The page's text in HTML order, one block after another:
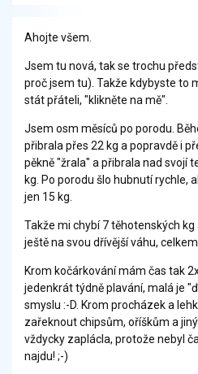
Ahojte všem.
Jsem tu nová, tak se trochu
proč jsem tu). Takže kdybyste to
stát přáteli, "klikněte na mě".
Jsem osm měsíců po porodu.
přibrala přes 22 kg a popravdě i
pěkně "žrala" a přibrala nad svojí
kg. Po porodu šlo hubnutí rychle,
jen 15 kg.
Takže mi chybí 7 těhotenských
ještě na svou dřívější váhu,
Krom kočárkování mám čas tak
jedenkrát týdně plavání, malá je
smyslu :-D. Krom procházek a
zařeknout chipsům, oříškům a
vždycky zaplácla, protože nebyl
najdu! ;-)